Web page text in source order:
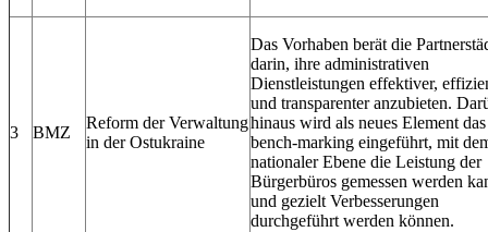
3 BMZ
Reform der Verwaltung
in der Ostukraine
Das Vorhaben berät die
darin, ihre administrativen
Dienstleistungen effektiver,
und transparenter anzubieten.
hinaus wird als neues Element das
bench‐marking eingeführt, mit
nationaler Ebene die Leistung der
Bürgerbüros gemessen werden
und gezielt Verbesserungen
durchgeführt werden können.